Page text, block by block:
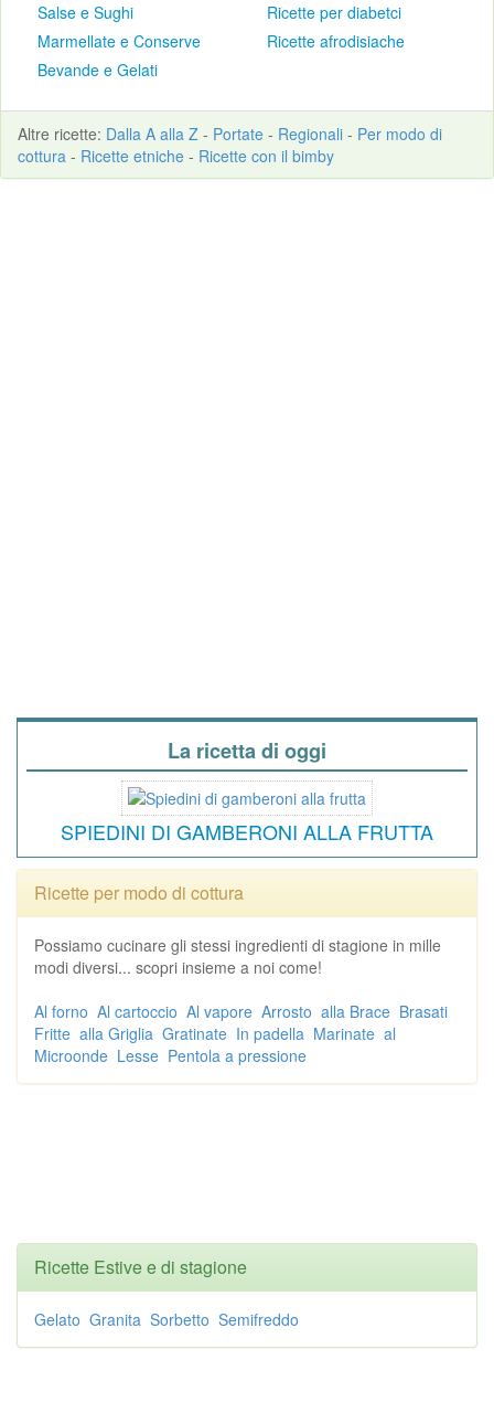
Salse e Sughi
Marmellate e Conserve
Bevande e Gelati
Ricette per diabetci
Ricette afrodisiache
Altre ricette: Dalla A alla Z - Portate - Regionali - Per modo di
cottura - Ricette etniche - Ricette con il bimby
La ricetta di oggi
SPIEDINI DI GAMBERONI ALLA FRUTTA
Ricette per modo di cottura
Possiamo cucinare gli stessi ingredienti di stagione in mille
modi diversi... scopri insieme a noi come!
Al forno Al cartoccio Al vapore Arrosto alla Brace Brasati
Fritte alla Griglia Gratinate In padella Marinate al
Microonde Lesse Pentola a pressione
Ricette Estive e di stagione
Gelato Granita Sorbetto Semifreddo